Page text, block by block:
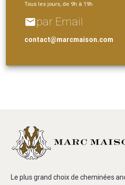
Tous les jours, de 9h à 19h
emailpar Email
contact@marcmaison.com
Le plus grand choix de cheminées